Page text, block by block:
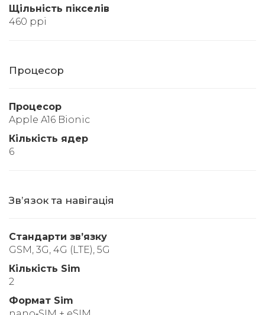
Щільність пікселів
460 ppi
Процесор
Процесор
Apple A16 Bionic
Кількість ядер
6
Звʼязок та навігація
Стандарти звʼязку
GSM, 3G, 4G (LTE), 5G
Кількість Sim
2
Формат Sim